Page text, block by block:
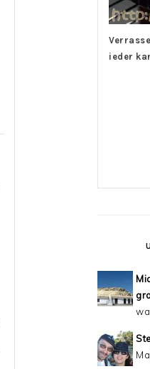
ieder